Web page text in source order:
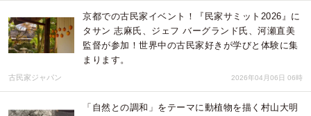
京都での古民家イベント！『民家サミット2026』に
タサン 志麻氏、ジェフ バーグランド氏、河瀬直美
監督が参加！世界中の古民家好きが学びと体験に集
まります。
古民家ジャパン 2026年04月06日 06時
「自然との調和」をテーマに動植物を描く村山大明